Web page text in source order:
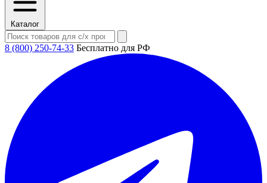
Каталог
8 (800) 250-74-33 Бесплатно для РФ